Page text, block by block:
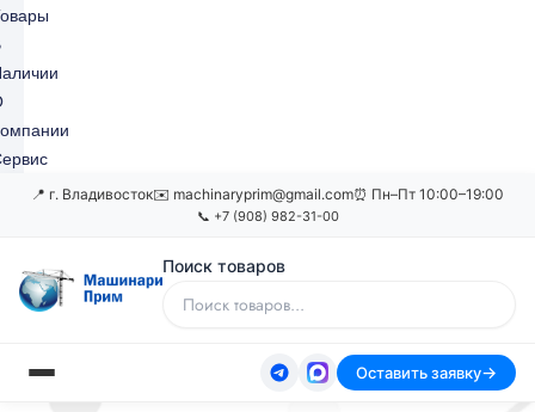
📍 г. Владивосток✉️ machinaryprim@gmail.com⏰ Пн–Пт 10:00–19:00
📞 +7 (908) 982-31-00
Поиск товаров
Оставить заявку